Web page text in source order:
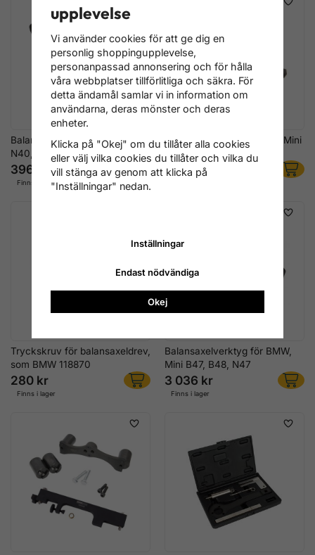
Balansaxel-verktyg för BMW
N40, N42, N45, N46, Ver3
396 kr
Finns i lager
Balansaxelverktyg BMW / Mini
B46, B47, B48
556 kr
Tryckskruv för balansaxeldrev,
som BMW 118870
280 kr
Finns i lager
Balansaxelverktyg för BMW,
Mini B47, B48, N47
3 036 kr
Finns i lager
upplevelse
Vi använder cookies för att ge dig en
personlig shoppingupplevelse,
personanpassad annonsering och för hålla
våra webbplatser tillförlitliga och säkra. För
detta ändamål samlar vi in information om
användarna, deras mönster och deras
enheter.
Klicka på "Okej" om du tillåter alla cookies
eller välj vilka cookies du tillåter och vilka du
vill stänga av genom att klicka på
"Inställningar" nedan.
Inställningar
Endast nödvändiga
Okej